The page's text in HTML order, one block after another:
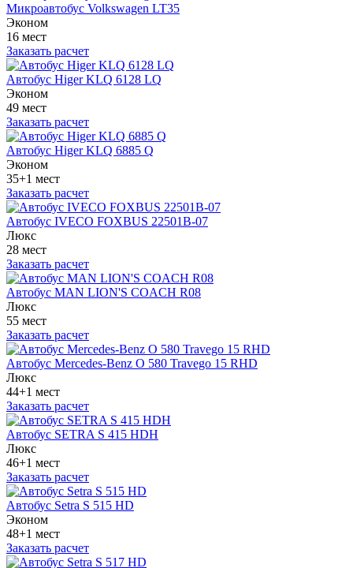
Микроавтобус Volkswagen LT35
Эконом
16 мест
Заказать расчет
Автобус Higer KLQ 6128 LQ
Эконом
49 мест
Заказать расчет
Автобус Higer KLQ 6885 Q
Эконом
35+1 мест
Заказать расчет
Автобус IVECO FOXBUS 22501В-07
Люкс
28 мест
Заказать расчет
Автобус MAN LION'S COACH R08
Люкс
55 мест
Заказать расчет
Автобус Mercedes-Benz O 580 Travego 15 RHD
Люкс
44+1 мест
Заказать расчет
Автобус SETRA S 415 HDH
Люкс
46+1 мест
Заказать расчет
Автобус Setra S 515 HD
Эконом
48+1 мест
Заказать расчет